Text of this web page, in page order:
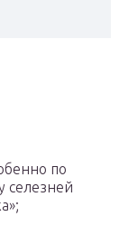
по
селезней